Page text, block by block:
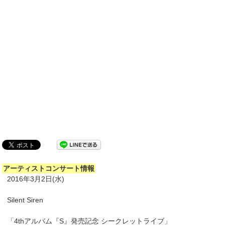
アーティストコンサート情報
2016年3月2日(水)
Silent Siren
「4thアルバム『S』発売記念 シークレットライブ」